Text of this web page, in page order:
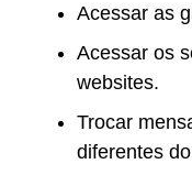
Acessar as
Acessar os
websites.
Trocar
diferentes